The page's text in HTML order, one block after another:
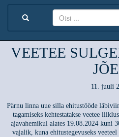
VEETEE
11. juuli
Pärnu linna uue silla ehitustööde
tagamiseks kehtestatakse veetee
ajavahemikul alates 19.08.2024 kuni
vajalik, kuna ehitustegevuseks